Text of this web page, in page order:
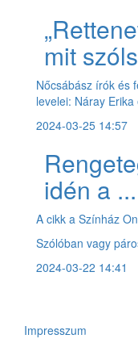
mit
Nőcsábász írók és
levelei: Náray
2024-03-25 14:57
idén a ...
A cikk a Színház
Szólóban vagy
2024-03-22 14:41
Impresszum